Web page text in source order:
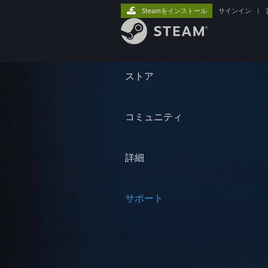
ストア
コミュニティ
詳細
サポート
Steamをインストール サインイン